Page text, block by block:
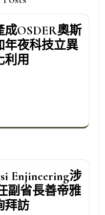
OSDER奧斯
年夜科技立異
利用
Enjineering涉
副省長善帝雅
拜訪